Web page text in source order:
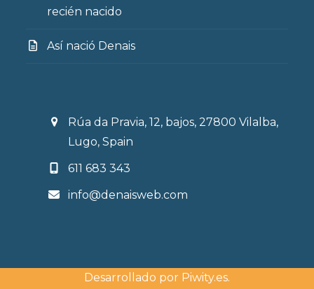
recién nacido
Así nació Denais
Rúa da Pravia, 12, bajos, 27800 Vilalba,
Lugo, Spain
611 683 343
info@denaisweb.com
Desarrollado por Piwity.es.